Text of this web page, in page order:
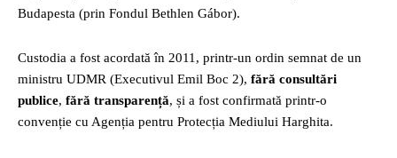
Budapesta (prin Fondul Bethlen Gábor).
Custodia a fost acordată în 2011, printr-un ordin semnat de un
ministru UDMR (Executivul Emil Boc 2), fără consultări
publice, fără transparență, și a fost confirmată printr-o
convenție cu Agenția pentru Protecția Mediului Harghita.